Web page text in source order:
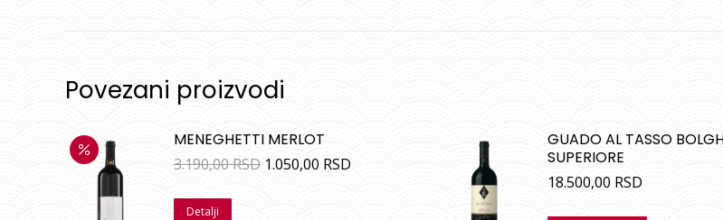
Povezani proizvodi
MENEGHETTI MERLOT
3.190,00RSD 1.050,00 RSD
Detalji
GUADO AL TASSO
SUPERIORE
18.500,00 RSD